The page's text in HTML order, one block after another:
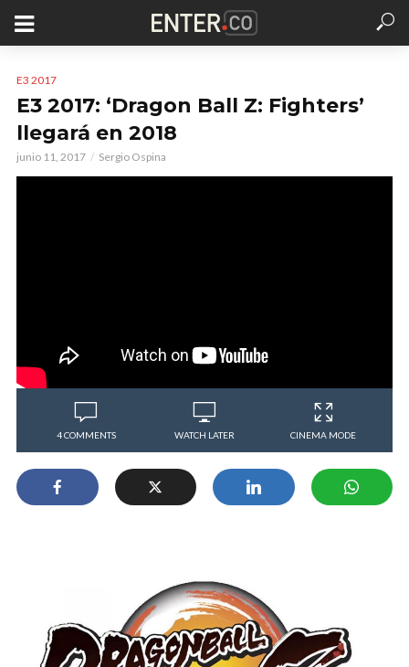
E3 2017
E3 2017: ‘Dragon Ball Z: Fighters’
llegará en 2018
junio 11, 2017 Sergio Ospina
4 COMMENTS WATCH LATER CINEMA MODE